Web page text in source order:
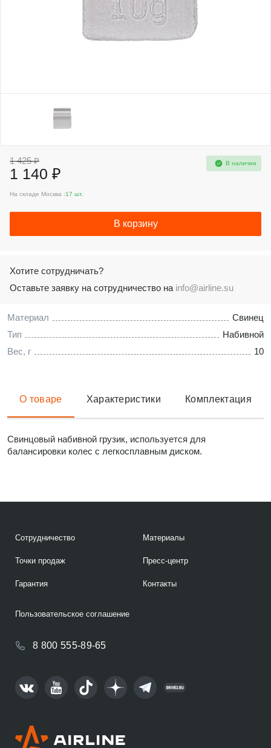
Материал
Свинец
Тип
Набивной
Вес, г
10
1 425 ₽
1 140 ₽
В наличии
На складе Москва :17 шт.
В корзину
Хотите сотрудничать?
Оставьте заявку на сотрудничество на info@airline.su
О товаре Характеристики Комплектация
Свинцовый набивной грузик, используется для
балансировки колес с легкосплавным диском.
Сотрудничество
Точки продаж
Гарантия
Материалы
Пресс-центр
Контакты
8 800 555-89-65
Пользовательское соглашение